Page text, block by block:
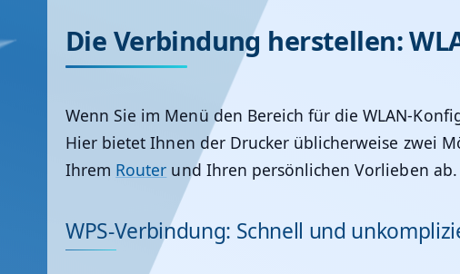
Die Verbindung herstellen:
Wenn Sie im Menü den Bereich für die WLAN-
Hier bietet Ihnen der Drucker üblicherweise zwei
Ihrem Router und Ihren persönlichen Vorlieben ab.
WPS-Verbindung: Schnell und